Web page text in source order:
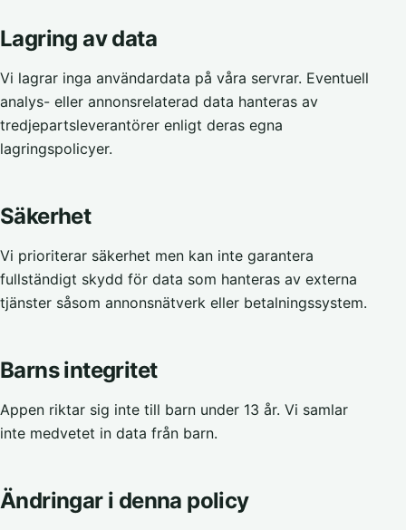
Lagring av data
Vi lagrar inga användardata på våra servrar. Eventuell
analys- eller annonsrelaterad data hanteras av
tredjepartsleverantörer enligt deras egna
lagringspolicyer.
Säkerhet
Vi prioriterar säkerhet men kan inte garantera
fullständigt skydd för data som hanteras av externa
tjänster såsom annonsnätverk eller betalningssystem.
Barns integritet
Appen riktar sig inte till barn under 13 år. Vi samlar
inte medvetet in data från barn.
Ändringar i denna policy